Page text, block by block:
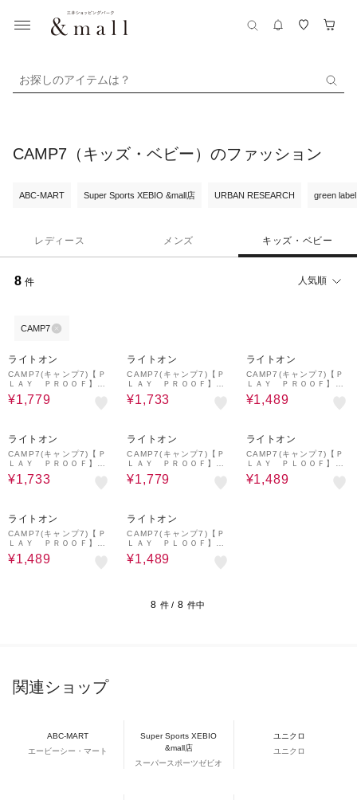
お探しのアイテムは？
CAMP7（キッズ・ベビー）のファッション
ABC-MART Super Sports XEBIO &mall店 URBAN RESEARCH green
レディース メンズ キッズ・ベビー
8 件 人気順
CAMP7
ライトオン
CAMP7(キャンプ7)【Ｐ
ＬＡＹ ＰＲＯＯＦ】ベ
ンチレーションオープン
シャツ
¥1,779
ライトオン
CAMP7(キャンプ7)【Ｐ
ＬＡＹ ＰＲＯＯＦ】シ
ョートパンツ
¥1,733
ライトオン
CAMP7(キャンプ7)【Ｐ
ＬＡＹ ＰＲＯＯＦ】カ
ーゴスカート
¥1,489
ライトオン
CAMP7(キャンプ7)【Ｐ
ＬＡＹ ＰＲＯＯＦ】シ
ョートパンツ
¥1,733
ライトオン
CAMP7(キャンプ7)【Ｐ
ＬＡＹ ＰＲＯＯＦ】ベ
ンチレーションオープン
シャツ
¥1,779
ライトオン
CAMP7(キャンプ7)【Ｐ
ＬＡＹ ＰＬＯＯＦ】ア
クティブＴシャツ
¥1,489
ライトオン
CAMP7(キャンプ7)【Ｐ
ＬＡＹ ＰＲＯＯＦ】カ
ーゴスカート
¥1,489
ライトオン
CAMP7(キャンプ7)【Ｐ
ＬＡＹ ＰＬＯＯＦ】ア
クティブＴシャツ
¥1,489
8 件 / 8 件中
関連ショップ
ABC-MART
エービーシー・マート
Super Sports XEBIO
&mall店
スーパースポーツゼビオ
ユニクロ
ユニクロ